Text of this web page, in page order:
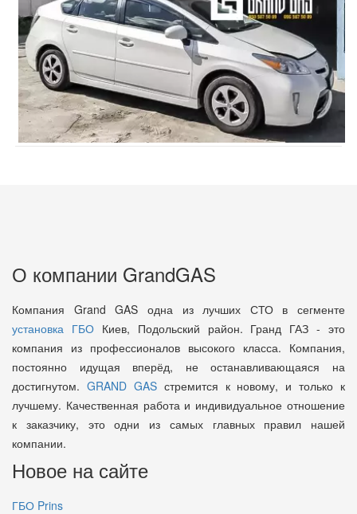
О компании GrandGAS
Компания Grand GAS одна из лучших СТО в сегменте
установка ГБОКиев, Подольский район. Гранд ГАЗ - это
компания из профессионалов высокого класса. Компания,
постоянно идущая вперёд, не останавливающаяся на
достигнутом. GRAND GASстремится к новому, и только к
лучшему. Качественная работа и индивидуальное отношение
к заказчику, это одни из самых главных правил нашей
компании.
Новое на сайте
ГБО Prins